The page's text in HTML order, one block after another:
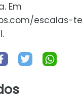
Em
escalas-